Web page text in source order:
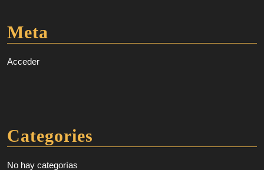
Meta
Acceder
Categories
No hay categorías